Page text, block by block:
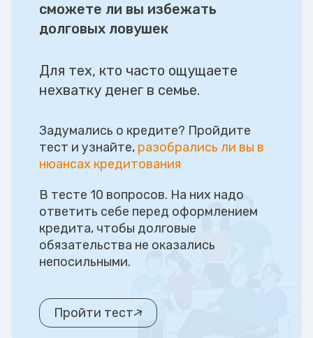
сможете ли вы избежать
долговых ловушек
Для тех, кто часто ощущаете
нехватку денег в семье.
Задумались о кредите? Пройдите
тест и узнайте, разобрались ли вы в
нюансах кредитования
В тесте 10 вопросов. На них надо
ответить себе перед оформлением
кредита, чтобы долговые
обязательства не оказались
непосильными.
Пройти тест